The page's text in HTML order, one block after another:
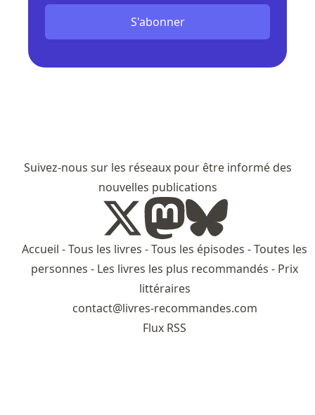
S'abonner
Suivez-nous sur les réseaux pour être informé des
nouvelles publications
Accueil -Tous les livres -Tous les épisodes -Toutes les
personnes - Les livres les plus recommandés - Prix
littéraires
contact@livres-recommandes.com
Flux RSS